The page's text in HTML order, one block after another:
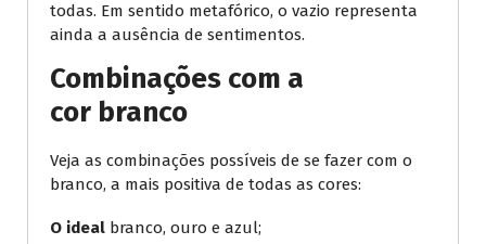
todas. Em sentido metafórico, o vazio representa
ainda a ausência de sentimentos.
Combinações com a
cor branco
Veja as combinações possíveis de se fazer com o
branco, a mais positiva de todas as cores:
O ideal branco, ouro e azul;